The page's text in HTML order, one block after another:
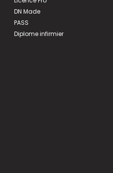
DN Made
PASS
Diplome infirmier